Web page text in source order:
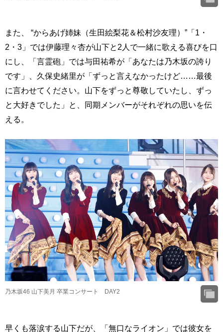
また、 “からあげ姉妹（生田絵梨花＆松村沙友理）”「1・
2・3」では伊藤理々杏が山下と2人で一緒に歌える喜びを口
にし、「言霊砲」では与田祐希が「あなたは乃木坂の誇り
です」、久保史緒里が「ずっと言えなかったけど……最後
に言わせてください。山下をずっと尊敬していたし、ずっ
と大好きでした」と、同期メンバーがそれぞれの思いを伝
える。
乃木坂46 山下美月 卒業コンサート DAY2
早くも落涙する山下だが、「無口なライオン」では彼女を